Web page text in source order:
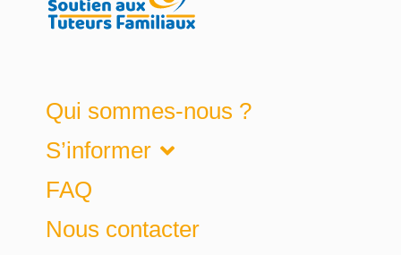
Qui sommes-nous ?
S’informer
FAQ
Nous contacter